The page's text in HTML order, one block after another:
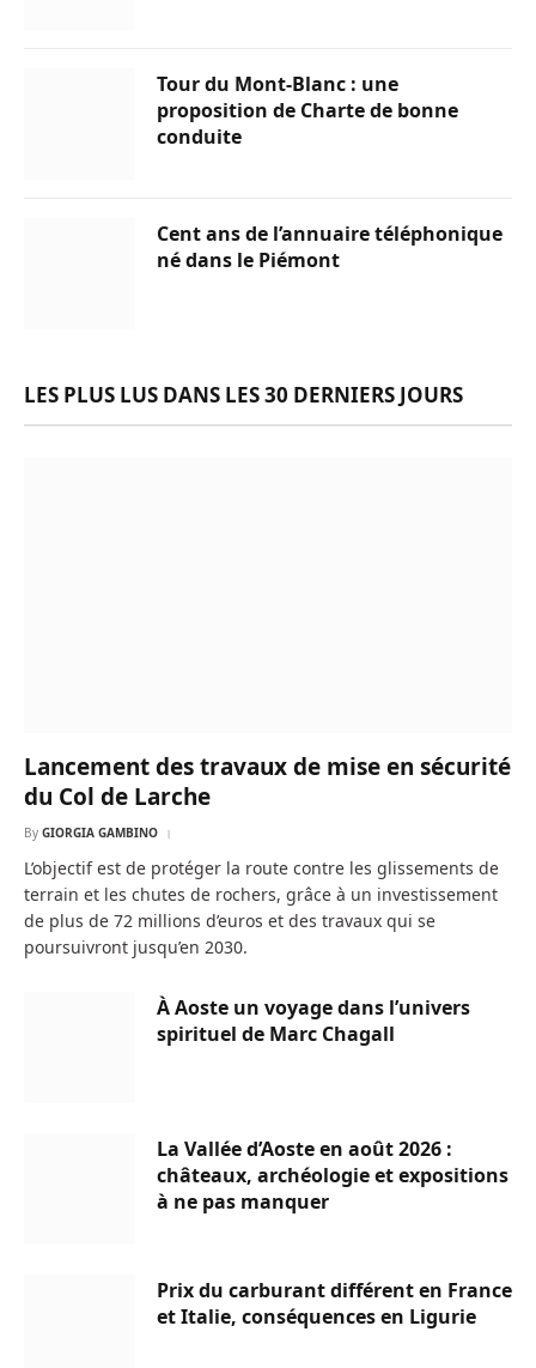
Tour du Mont-Blanc : une
proposition de Charte de bonne
conduite
Cent ans de l’annuaire téléphonique
né dans le Piémont
LES PLUS LUS DANS LES 30 DERNIERS JOURS
Lancement des travaux de mise en sécurité
du Col de Larche
By GIORGIA GAMBINO
L’objectif est de protéger la route contre les glissements de
terrain et les chutes de rochers, grâce à un investissement
de plus de 72 millions d’euros et des travaux qui se
poursuivront jusqu’en 2030.
À Aoste un voyage dans l’univers
spirituel de Marc Chagall
La Vallée d’Aoste en août 2026 :
châteaux, archéologie et expositions
à ne pas manquer
Prix du carburant différent en France
et Italie, conséquences en Ligurie